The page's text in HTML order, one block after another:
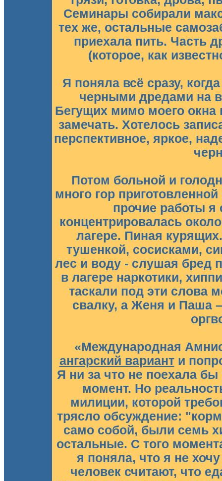
Семинары собирали
тех же, остальные
приехала пить. Часть
(которое, как
Я поняла всё сразу,
черными дредами на
Бегущих мимо моего окна
замечать. Хотелось
перспективное, яркое,
Потом больной и
много гор
прочие работы я
концентрировалась
лагере. Пиная
тушенкой, сосисками,
лес и воду - слушая бред
в лагере наркотики,
таскали под эти слова
свалку, а Женя и Паша
«Международная
ангарский варианти
Я ни за что не поехала
момент. Но
милиции, которой
трясло обсуждение:
само собой, были семь
остальные. С того
я поняла, что я не
человек считают, что